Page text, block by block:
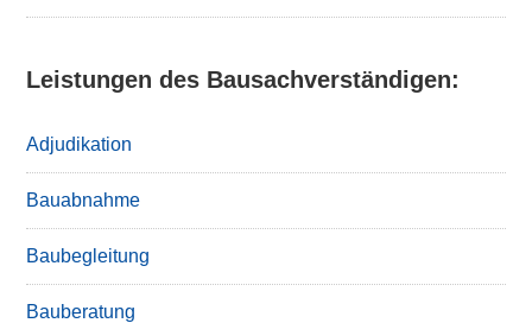
Leistungen des Bausachverständigen:
Adjudikation
Bauabnahme
Baubegleitung
Bauberatung